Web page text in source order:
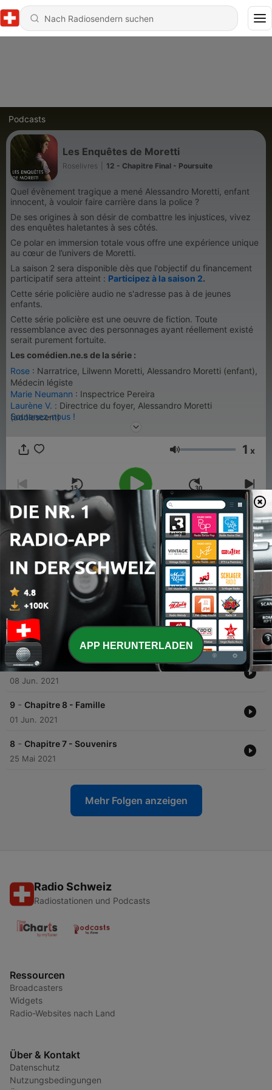
Podcasts
Les Enquêtes de Moretti
Roselivres 12 - Chapitre Final - Poursuite
Quel évènement tragique a mené Alessandro Moretti, enfant
innocent, à vouloir faire carrière dans la police ?
De ses origines à son désir de combattre les injustices, vivez
des enquêtes haletantes à ses côtés.
Ce polar en immersion totale vous offre une expérience unique
au cœur de l’univers de Moretti.
La saison 2 sera disponible dès que l'objectif du financement
participatif sera atteint : Participez à la saison 2.
Cette série policière audio ne s'adresse pas à de jeunes
enfants.
Cette série policière est une oeuvre de fiction. Toute
ressemblance avec des personnages ayant réellement existé
serait purement fortuite.
Les comédien.ne.s de la série :
Rose : Narratrice, Lilwenn Moretti, Alessandro Moretti (enfant),
Médecin légiste
Marie Neumann : Inspectrice Pereira
Laurène V. : Directrice du foyer, Alessandro Moretti
(adolescent)
Conrad Lelubre : Eugenio Moretti et l'inspecteur en chef
: Codigy et Rose
Soutenez-nous !
Lautstärke 1 x
00:00 00:00
Folgen
12 - Chapitre Final - Poursuite
29 Jun. 2021
11 - Chapitre 10 - Preuves
15 Jun. 2021
10 - Chapitre 9 - Retrouvailles
08 Jun. 2021
9 - Chapitre 8 - Famille
01 Jun. 2021
8 - Chapitre 7 - Souvenirs
25 Mai 2021
Mehr Folgen anzeigen
Radio Schweiz
Radiostationen und Podcasts
Ressourcen
Broadcasters
Widgets
Radio-Websites nach Land
Über & Kontakt
Datenschutz
Nutzungsbedingungen
APP HERUNTERLADEN